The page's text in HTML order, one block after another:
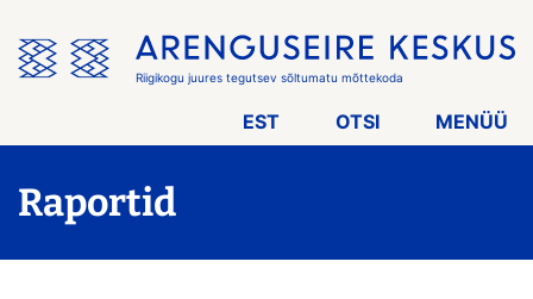
menüü
vahele
Riigikogu juures tegutsev sõltumatu mõttekoda
EST OTSI MENÜÜ
Raportid